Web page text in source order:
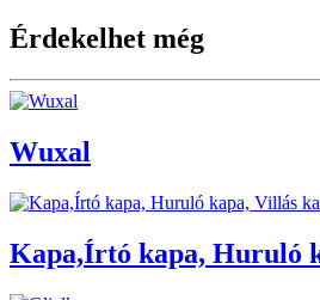
Érdekelhet még
Wuxal
Kapa,Írtó kapa, Huruló